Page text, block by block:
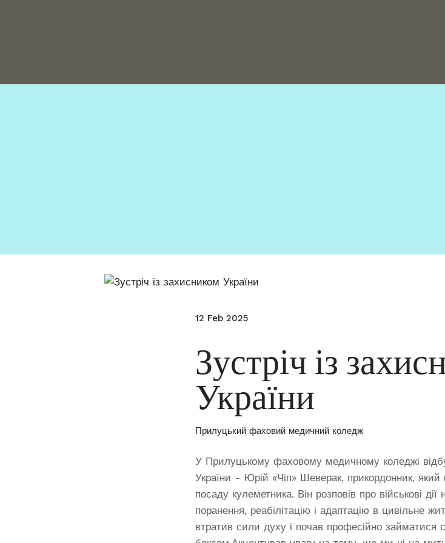
12 Feb 2025
Зустріч із
України
Прилуцький фаховий медичний коледж
У Прилуцькому фаховому медичному коледжі
України - Юрій «Чіп» Шеверак, прикордонник,
посаду кулеметника. Він розповів про військові
поранення, реабілітацію і адаптацію в цивільне
втратив сили духу і почав професійно займатися